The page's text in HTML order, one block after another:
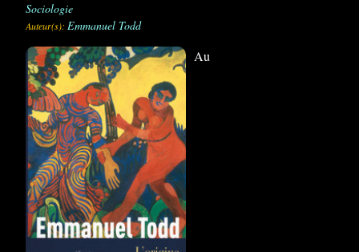
Sociologie
Auteur(s): Emmanuel Todd
Au